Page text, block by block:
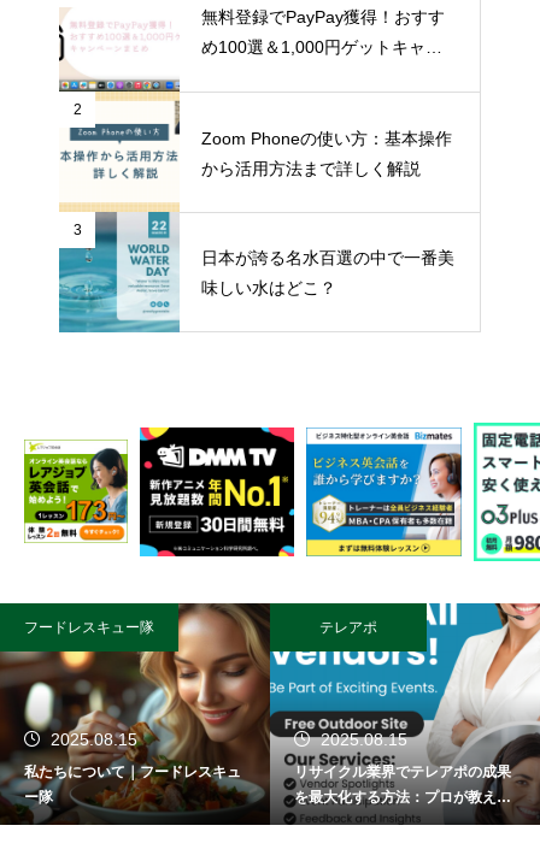
無料登録でPayPay獲得！おすす
め100選＆1,000円ゲットキャン
2
Zoom Phoneの使い方：基本操作
から活用方法まで詳しく解説
3
日本が誇る名水百選の中で一番美
味しい水はどこ？
フードレスキュー隊
2025.08.15
私たちについて｜フードレスキュ
ー隊
テレアポ
2025.08.15
リサイクル業界でテレアポの成果
を最大化する方法：プロが教える
成功術